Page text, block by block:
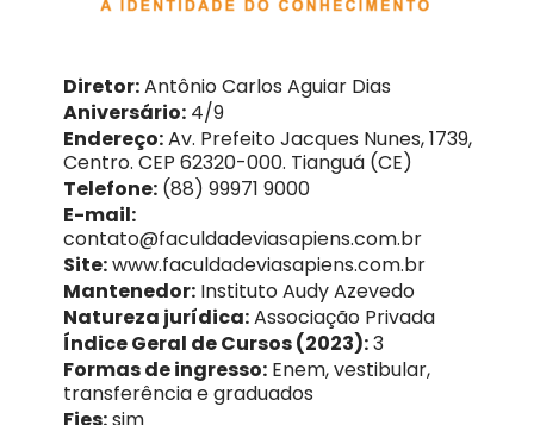
Diretor:Antônio Carlos Aguiar Dias
Aniversário:4/9
Endereço:Av. Prefeito Jacques Nunes, 1739,
Centro. CEP 62320-000. Tianguá (CE)
Telefone:(88) 99971 9000
E-mail:
contato@faculdadeviasapiens.com.br
Site:www.faculdadeviasapiens.com.br
Mantenedor:Instituto Audy Azevedo
Natureza jurídica:Associação Privada
Índice Geral de Cursos (2023):3
Formas de ingresso:Enem, vestibular,
transferência e graduados